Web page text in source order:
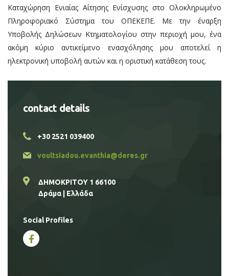
Καταχώρηση Ενιαίας Αίτησης Ενίσχυσης στο Ολοκληρωμένο
Πληροφοριακό Σύστημα του ΟΠΕΚΕΠΕ. Με την έναρξη
Υποβολής Δηλώσεων Κτηματολογίου στην περιοχή μου, ένα
ακόμη κύριο αντικείμενο ενασχόλησης μου αποτελεί η
ηλεκτρονική υποβολή αυτών και η οριστική κατάθεση τους.
contact details
+30 2521 039400
voultsiadou.evanthia@deres.gr
ΔΗΜΟΚΡΙΤΟΥ 1 66100
Δράμα | Ελλάδα
Social Profiles